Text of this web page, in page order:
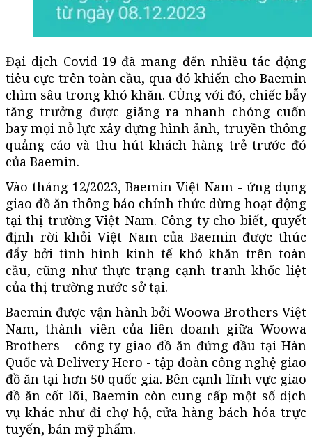
Đại dịch Covid-19 đã mang đến nhiều tác động
tiêu cực trên toàn cầu, qua đó khiến cho Baemin
chìm sâu trong khó khăn. CÙng với đó, chiếc bẫy
tăng trưởng được giăng ra nhanh chóng cuốn
bay mọi nỗ lực xây dựng hình ảnh, truyền thông
quảng cáo và thu hút khách hàng trẻ trước đó
của Baemin.
Vào tháng 12/2023, Baemin Việt Nam - ứng dụng
giao đồ ăn thông báo chính thức dừng hoạt động
tại thị trường Việt Nam. Công ty cho biết, quyết
định rời khỏi Việt Nam của Baemin được thúc
đẩy bởi tình hình kinh tế khó khăn trên toàn
cầu, cũng như thực trạng cạnh tranh khốc liệt
của thị trường nước sở tại.
Baemin được vận hành bởi Woowa Brothers Việt
Nam, thành viên của liên doanh giữa Woowa
Brothers - công ty giao đồ ăn đứng đầu tại Hàn
Quốc và Delivery Hero - tập đoàn công nghệ giao
đồ ăn tại hơn 50 quốc gia. Bên cạnh lĩnh vực giao
đồ ăn cốt lõi, Baemin còn cung cấp một số dịch
vụ khác như đi chợ hộ, cửa hàng bách hóa trực
tuyến, bán mỹ phẩm.